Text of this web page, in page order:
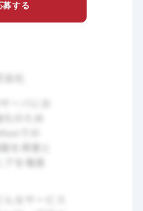
募する